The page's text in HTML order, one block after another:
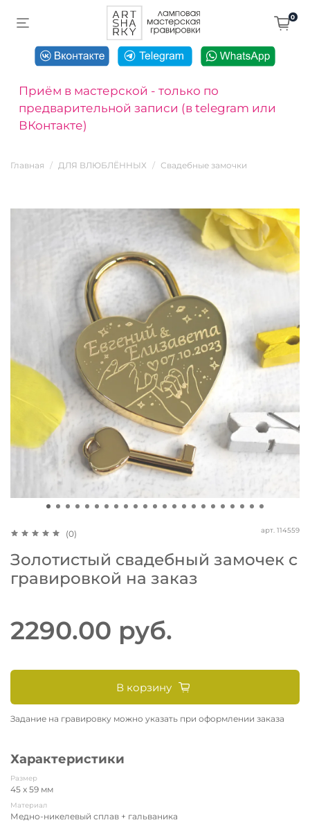
0
Приём в мастерской - только по
предварительной записи (в telegram или
ВКонтакте)
Главная ДЛЯ ВЛЮБЛЁННЫХ Свадебные замочки
(0) арт. 114559
Золотистый свадебный замочек с
гравировкой на заказ
Задание на гравировку можно указать при оформлении заказа
2290.00 руб.
В корзину
Характеристики
Размер
45 x 59 мм
Материал
Медно-никелевый сплав + гальваника